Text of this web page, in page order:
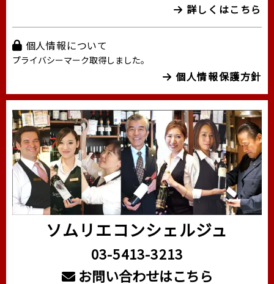
詳しくはこちら
個人情報について
プライバシーマーク取得しました。
個人情報保護方針
ソムリエコンシェルジュ
03-5413-3213
お問い合わせはこちら